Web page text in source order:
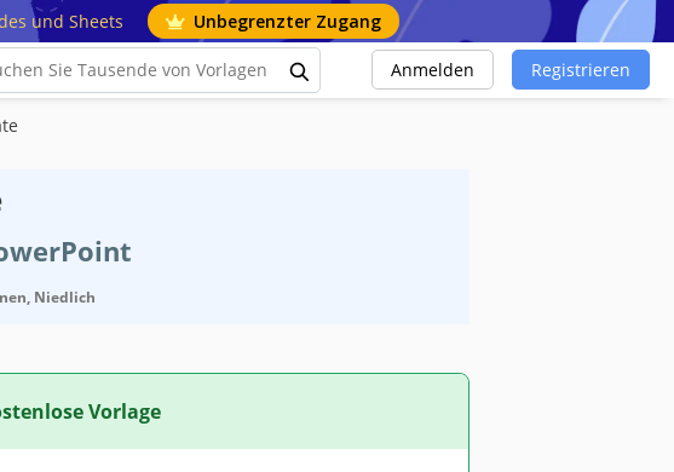
und Sheets Unbegrenzter Zugang
Anmelden Registrieren
Niedlich
Vorlage